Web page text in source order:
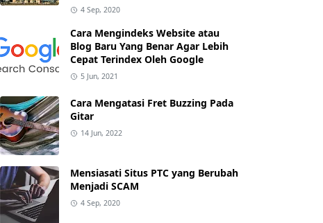
4 Sep, 2020
Cara Mengindeks Website atau
Blog Baru Yang Benar Agar Lebih
Cepat Terindex Oleh Google
5 Jun, 2021
Cara Mengatasi Fret Buzzing Pada
Gitar
14 Jun, 2022
Mensiasati Situs PTC yang Berubah
Menjadi SCAM
4 Sep, 2020